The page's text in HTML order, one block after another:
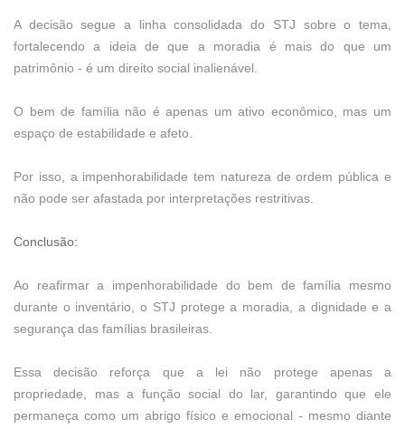
A decisão segue a linha consolidada do STJ sobre o tema,
fortalecendo a ideia de que a moradia é mais do que um
patrimônio - é um direito social inalienável.
O bem de família não é apenas um ativo econômico, mas um
espaço de estabilidade e afeto.
Por isso, a impenhorabilidade tem natureza de ordem pública e
não pode ser afastada por interpretações restritivas.
Conclusão:
Ao reafirmar a impenhorabilidade do bem de família mesmo
durante o inventário, o STJ protege a moradia, a dignidade e a
segurança das famílias brasileiras.
Essa decisão reforça que a lei não protege apenas a
propriedade, mas a função social do lar, garantindo que ele
permaneça como um abrigo físico e emocional - mesmo diante